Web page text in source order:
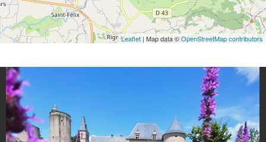
Leaflet | Map data ©OpenStreetMap contributors